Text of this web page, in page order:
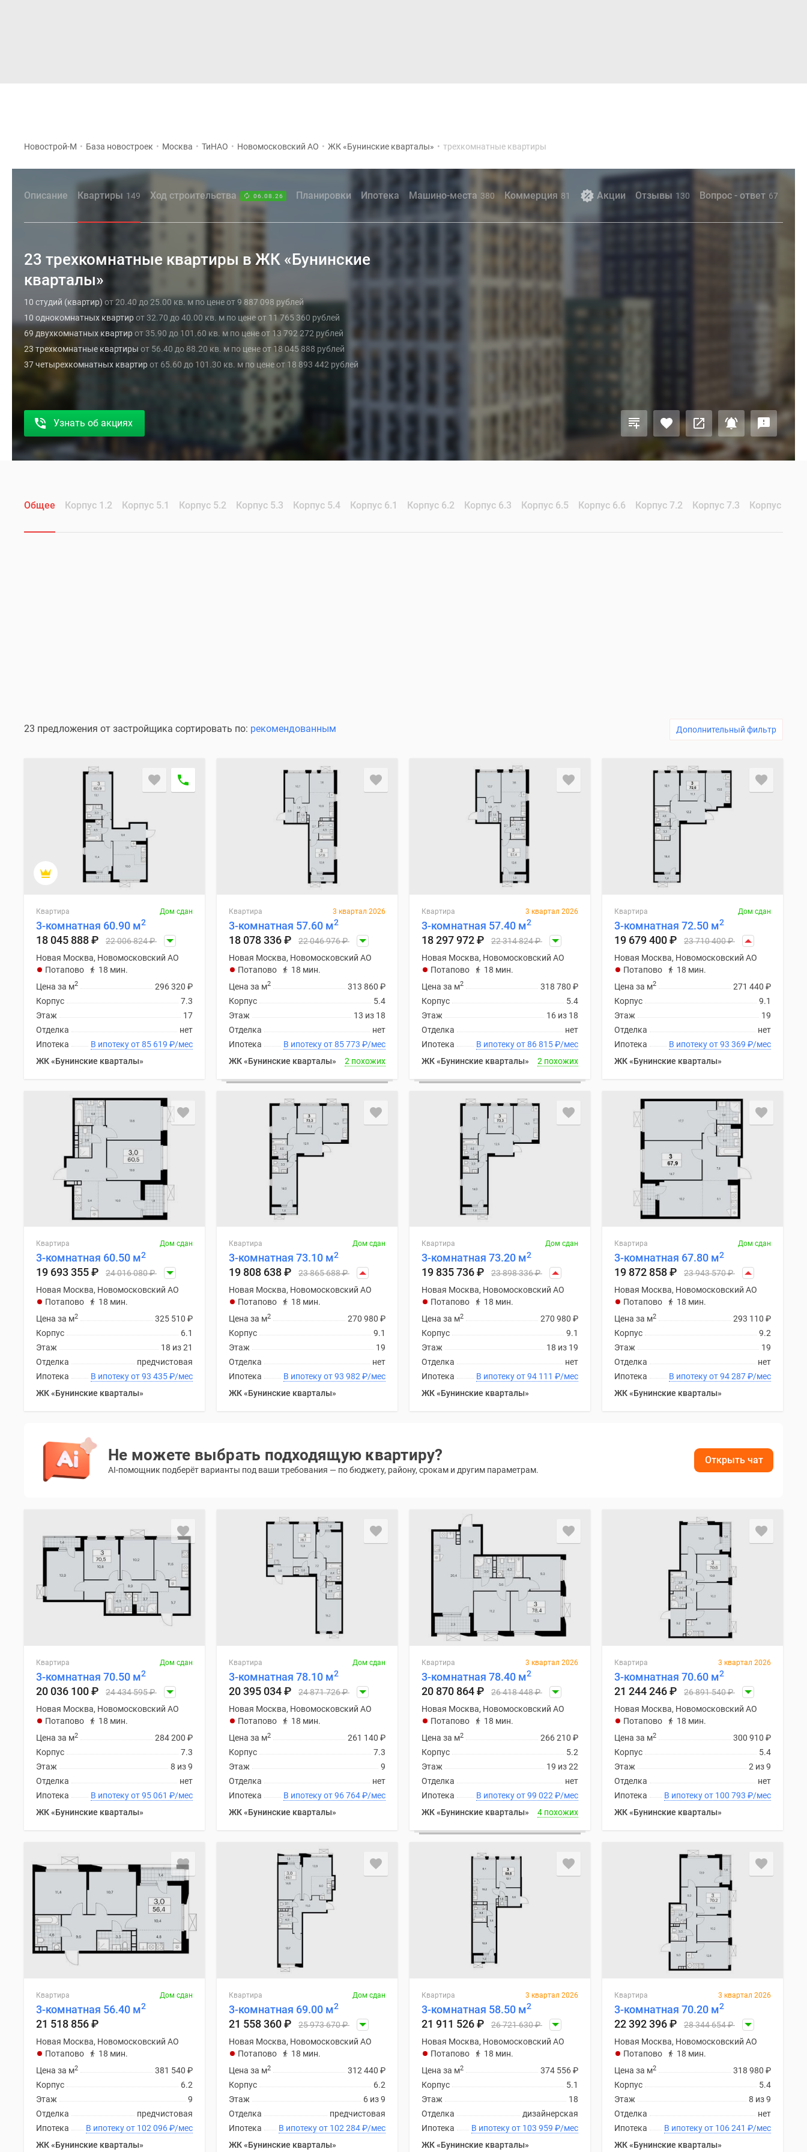
Новострой-М • База новостроек • Москва • ТиНАО • Новомосковский АО • ЖК «Бунинские кварталы» • трехкомнатные квартиры
Описание Квартиры 149 Ход строительства 06.08.26 Планировки Ипотека Машино-места 380 Коммерция 81 Акции Отзывы 130 Вопрос - ответ 67
23 трехкомнатные квартиры в ЖК «Бунинские
кварталы»
10 студий (квартир) от 20.40 до 25.00 кв. м по цене от 9 887 098 рублей
10 однокомнатных квартирот 32.70 до 40.00 кв. м по цене от 11 765 360 рублей
69 двухкомнатных квартирот 35.90 до 101.60 кв. м по цене от 13 792 272 рублей
23 трехкомнатные квартиры от 56.40 до 88.20 кв. м по цене от 18 045 888 рублей
37 четырехкомнатных квартирот 65.60 до 101.30 кв. м по цене от 18 893 442 рублей
Узнать об акциях
Общее Корпус 1.2 Корпус 5.1 Корпус 5.2 Корпус 5.3 Корпус 5.4 Корпус 6.1 Корпус 6.2 Корпус 6.3 Корпус 6.5 Корпус 6.6 Корпус 7.2 Корпус 7.3 Корпус 7.4
23 предложения от застройщика сортировать по: рекомендованным Дополнительный фильтр
Квартира Дом сдан
3-комнатная 60.90 м2
18 045 888₽ 22 006 824₽
Новая Москва, Новомосковский АО
Потапово
18 мин.
296 320 ₽
Цена за м2
7.3
Корпус
17
Этаж
нет
Отделка
В ипотеку от 85 619 ₽/мес
Ипотека
ЖК «Бунинские кварталы»
Квартира 3 квартал 2026
3-комнатная 57.60 м2
18 078 336₽ 22 046 976₽
Новая Москва, Новомосковский АО
Потапово
18 мин.
313 860 ₽
Цена за м2
5.4
Корпус
13 из 18
Этаж
нет
Отделка
В ипотеку от 85 773 ₽/мес
Ипотека
ЖК «Бунинские кварталы»
2 похожих
Квартира 3 квартал 2026
3-комнатная 57.40 м2
18 297 972₽ 22 314 824₽
Новая Москва, Новомосковский АО
Потапово
18 мин.
318 780 ₽
Цена за м2
5.4
Корпус
16 из 18
Этаж
нет
Отделка
В ипотеку от 86 815₽/мес
Ипотека
ЖК «Бунинские кварталы»
2 похожих
Квартира Дом сдан
3-комнатная 72.50 м2
19 679 400₽ 23 710 400₽
Новая Москва, Новомосковский АО
Потапово
18 мин.
271 440 ₽
Цена за м2
9.1
Корпус
19
Этаж
нет
Отделка
В ипотеку от 93 369 ₽/мес
Ипотека
ЖК «Бунинские кварталы»
Квартира Дом сдан
3-комнатная 60.50 м2
19 693 355₽ 24 016 080₽
Новая Москва, Новомосковский АО
Потапово
18 мин.
325 510 ₽
Цена за м2
6.1
Корпус
18 из 21
Этаж
предчистовая
Отделка
В ипотеку от 93 435₽/мес
Ипотека
ЖК «Бунинские кварталы»
Квартира Дом сдан
3-комнатная 73.10 м2
19 808 638₽ 23 865 688₽
Новая Москва, Новомосковский АО
Потапово
18 мин.
270 980 ₽
Цена за м2
9.1
Корпус
19
Этаж
нет
Отделка
В ипотеку от 93 982₽/мес
Ипотека
ЖК «Бунинские кварталы»
Квартира Дом сдан
3-комнатная 73.20 м2
19 835 736₽ 23 898 336₽
Новая Москва, Новомосковский АО
Потапово
18 мин.
270 980 ₽
Цена за м2
9.1
Корпус
18 из 19
Этаж
нет
Отделка
В ипотеку от 94 111 ₽/мес
Ипотека
ЖК «Бунинские кварталы»
Квартира Дом сдан
3-комнатная 67.80 м2
19 872 858₽ 23 943 570₽
Новая Москва, Новомосковский АО
Потапово
18 мин.
293 110 ₽
Цена за м2
9.2
Корпус
19
Этаж
нет
Отделка
В ипотеку от 94 287₽/мес
Ипотека
ЖК «Бунинские кварталы»
Не можете выбрать подходящую квартиру?
AI-помощник подберёт варианты под ваши требования — по бюджету, району, срокам и другим параметрам.
Открыть чат
Квартира Дом сдан
3-комнатная 70.50 м2
20 036 100₽ 24 434 595₽
Новая Москва, Новомосковский АО
Потапово
18 мин.
284 200 ₽
Цена за м2
7.3
Корпус
8 из 9
Этаж
нет
Отделка
В ипотеку от 95 061 ₽/мес
Ипотека
ЖК «Бунинские кварталы»
Квартира Дом сдан
3-комнатная 78.10 м2
20 395 034₽ 24 871 726₽
Новая Москва, Новомосковский АО
Потапово
18 мин.
261 140 ₽
Цена за м2
7.3
Корпус
9
Этаж
нет
Отделка
В ипотеку от 96 764₽/мес
Ипотека
ЖК «Бунинские кварталы»
Квартира 3 квартал 2026
3-комнатная 78.40 м2
20 870 864₽ 26 418 448₽
Новая Москва, Новомосковский АО
Потапово
18 мин.
266 210 ₽
Цена за м2
5.2
Корпус
19 из 22
Этаж
нет
Отделка
В ипотеку от 99 022 ₽/мес
Ипотека
ЖК «Бунинские кварталы»
4 похожих
Квартира 3 квартал 2026
3-комнатная 70.60 м2
21 244 246₽ 26 891 540₽
Новая Москва, Новомосковский АО
Потапово
18 мин.
300 910 ₽
Цена за м2
5.4
Корпус
2 из 9
Этаж
нет
Отделка
В ипотеку от 100 793 ₽/мес
Ипотека
ЖК «Бунинские кварталы»
Квартира Дом сдан
3-комнатная 56.40 м2
21 518 856₽
Новая Москва, Новомосковский АО
Потапово
18 мин.
381 540 ₽
Цена за м2
6.2
Корпус
9
Этаж
предчистовая
Отделка
В ипотеку от 102 096₽/мес
Ипотека
ЖК «Бунинские кварталы»
Квартира Дом сдан
3-комнатная 69.00 м2
21 558 360₽ 25 973 670₽
Новая Москва, Новомосковский АО
Потапово
18 мин.
312 440 ₽
Цена за м2
6.2
Корпус
6 из 9
Этаж
предчистовая
Отделка
В ипотеку от 102 284₽/мес
Ипотека
ЖК «Бунинские кварталы»
Квартира 3 квартал 2026
3-комнатная 58.50 м2
21 911 526₽ 26 721 630₽
Новая Москва, Новомосковский АО
Потапово
18 мин.
374 556₽
Цена за м2
5.1
Корпус
18
Этаж
дизайнерская
Отделка
В ипотеку от 103 959 ₽/мес
Ипотека
ЖК «Бунинские кварталы»
Квартира 3 квартал 2026
3-комнатная 70.20 м2
22 392 396₽ 28 344 654₽
Новая Москва, Новомосковский АО
Потапово
18 мин.
318 980 ₽
Цена за м2
5.4
Корпус
8 из 9
Этаж
нет
Отделка
В ипотеку от 106 241 ₽/мес
Ипотека
ЖК «Бунинские кварталы»